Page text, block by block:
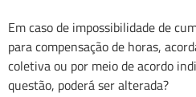
Em caso de impossibilidade de
para compensação de horas,
coletiva ou por meio de acordo
questão, poderá ser alterada?